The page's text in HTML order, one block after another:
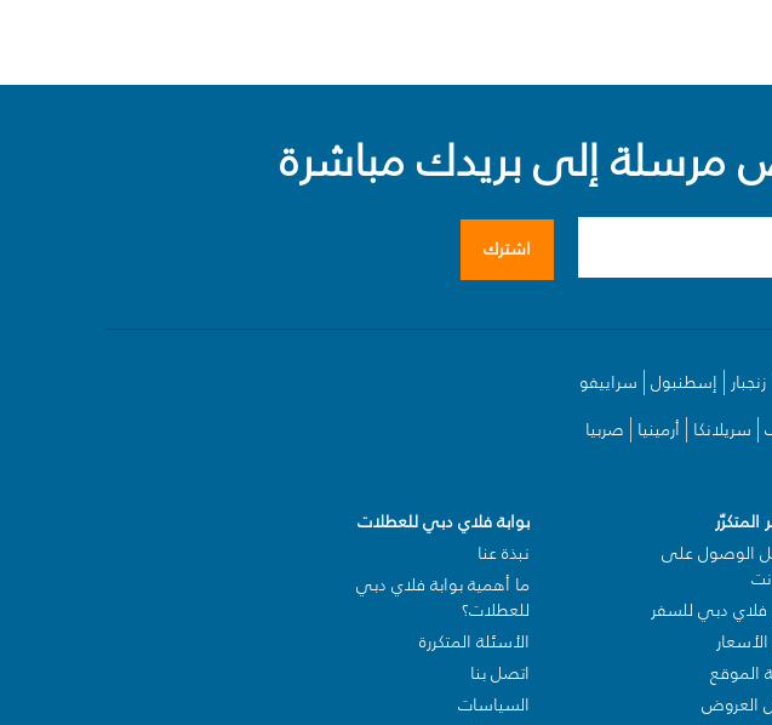
إلى بريدك مباشرة
اشترك
زنجبار إسطنبول سراييفو
سريلانكا أرمينيا صربيا
الوصول على
فلاي دبي للسفر
الموقع
العروض
بوابة فلاي دبي للعطلات
نبذة عنا
ما أهمية بوابة فلاي دبي
للعطلات؟
الأسئلة المتكررة
اتصل بنا
السياسات